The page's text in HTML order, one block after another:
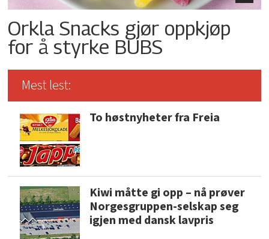
Orkla Snacks gjør oppkjøp
for å styrke BUBS
Mest lest:
To høstnyheter fra Freia
Kiwi måtte gi opp – nå prøver
Norgesgruppen-selskap seg
igjen med dansk lavpris